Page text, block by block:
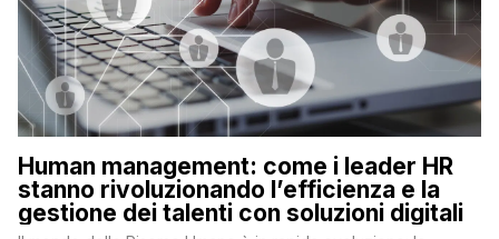
Human management: come i leader HR
stanno rivoluzionando l’efficienza e la
gestione dei talenti con soluzioni digitali